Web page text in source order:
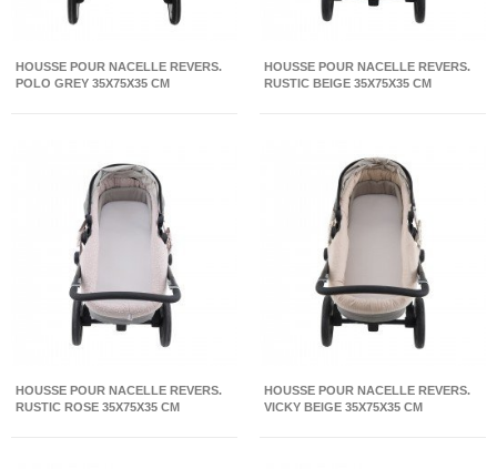
HOUSSE POUR NACELLE REVERS.
POLO GREY 35X75X35 CM
HOUSSE POUR NACELLE REVERS.
RUSTIC BEIGE 35X75X35 CM
HOUSSE POUR NACELLE REVERS.
RUSTIC ROSE 35X75X35 CM
HOUSSE POUR NACELLE REVERS.
VICKY BEIGE 35X75X35 CM